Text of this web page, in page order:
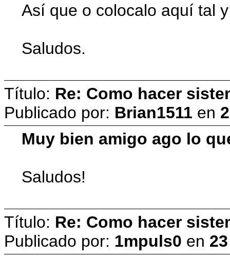
Así que o colocalo aquí tal
Saludos.
Título: Re: Como hacer
Publicado por: Brian1511 en
Muy bien amigo ago lo
Saludos!
Título: Re: Como hacer
Publicado por: 1mpuls0 en